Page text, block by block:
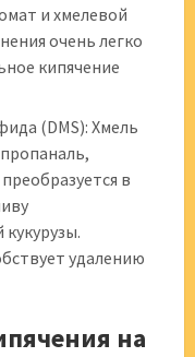
и хмелевой
очень легко
кипячение
(DMS): Хмель
в
удалению
на